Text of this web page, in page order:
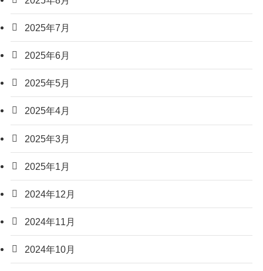
2025年7月
2025年6月
2025年5月
2025年4月
2025年3月
2025年1月
2024年12月
2024年11月
2024年10月